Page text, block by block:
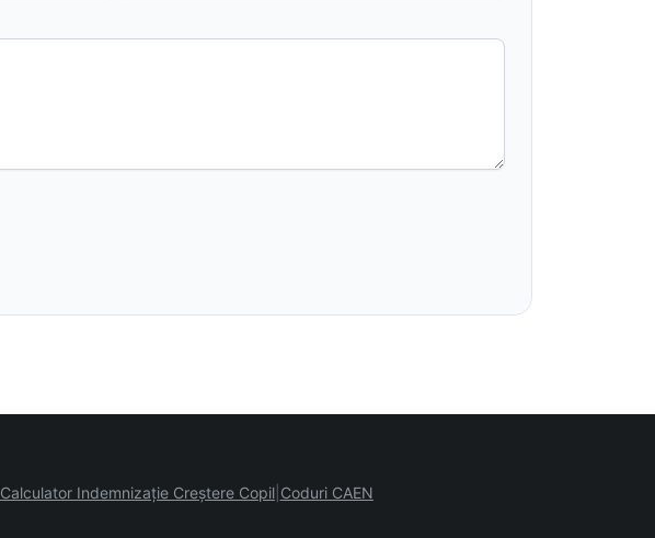
Calculator Indemnizație Creștere Copil Coduri CAEN